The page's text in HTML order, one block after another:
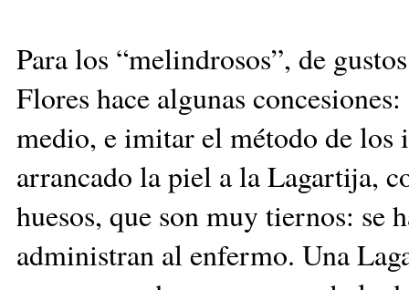
Para los “melindrosos”, de
Flores hace algunas
medio, e imitar el método de los
arrancado la piel a la La­gartija,
hue­sos, que son muy tiernos: se
administran al enfermo. Una